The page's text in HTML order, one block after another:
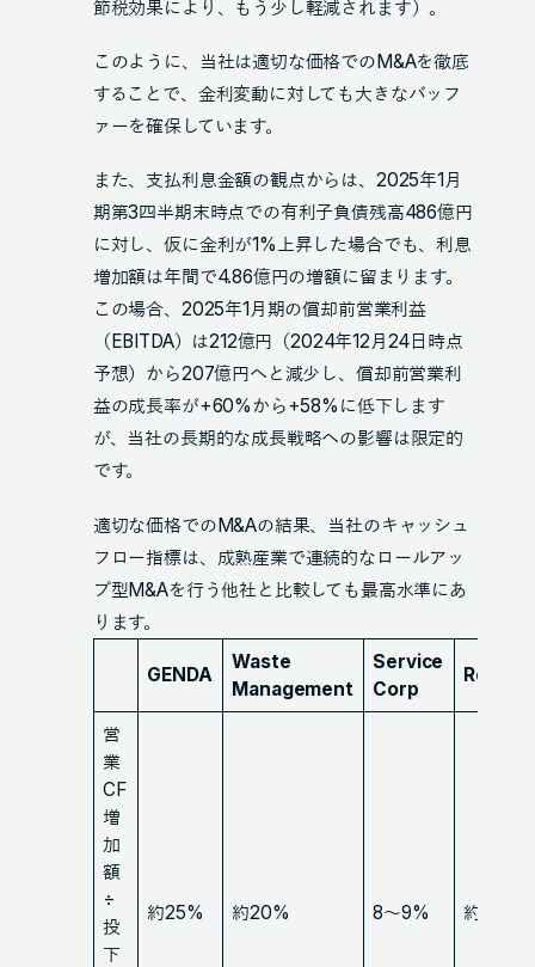
節税効果により、もう少し軽減されます）。
このように、当社は適切な価格でのM&Aを徹底
することで、金利変動に対しても大きなバッフ
ァーを確保しています。
また、支払利息金額の観点からは、2025年1月
期第3四半期末時点での有利子負債残高486億円
に対し、仮に金利が1%上昇した場合でも、利息
増加額は年間で4.86億円の増額に留まります。
この場合、2025年1月期の償却前営業利益
（EBITDA）は212億円（2024年12月24日時点
予想）から207億円へと減少し、償却前営業利
益の成長率が+60%から+58%に低下します
が、当社の長期的な成長戦略への影響は限定的
です。
適切な価格でのM&Aの結果、当社のキャッシュ
フロー指標は、成熟産業で連続的なロールアッ
プ型M&Aを行う他社と比較しても最高水準にあ
ります。
GENDA
Waste
Management
Service
Corp
Rollins
営
業
CF
増
加
額
÷
投
下
約25% 約20% 8～9% 約25%